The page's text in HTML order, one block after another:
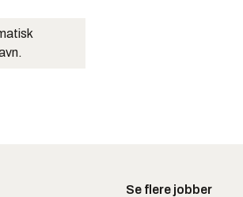
Se flere jobber